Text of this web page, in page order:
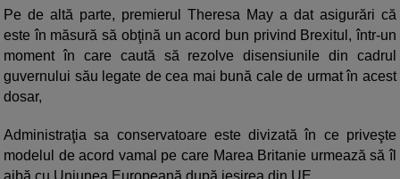
Pe de altă parte, premierul Theresa May a dat asigurări că
este în măsură să obţină un acord bun privind Brexitul, într-un
moment în care caută să rezolve disensiunile din cadrul
guvernului său legate de cea mai bună cale de urmat în acest
dosar,
Administraţia sa conservatoare este divizată în ce priveşte
modelul de acord vamal pe care Marea Britanie urmează să îl